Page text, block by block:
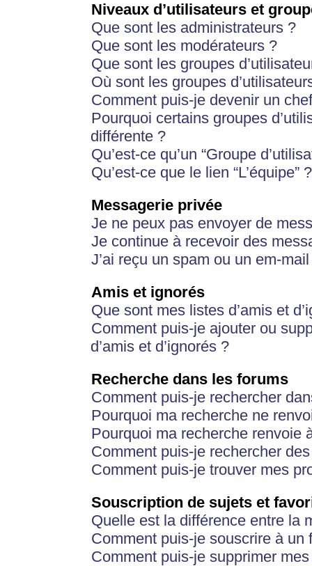
Niveaux d’utilisateurs et
Que sont les administrateurs ?
Que sont les modérateurs ?
Que sont les groupes
Où sont les groupes
Comment puis-je devenir un
Pourquoi certains groupes
différente ?
Qu’est-ce qu’un “Groupe
Qu’est-ce que le lien “L’équipe” ?
Messagerie privée
Je ne peux pas envoyer de
Je continue à recevoir des
J’ai reçu un spam ou un em-
Amis et ignorés
Que sont mes listes d’amis et
Comment puis-je ajouter ou
d’amis et d’ignorés ?
Recherche dans les forums
Comment puis-je rechercher
Pourquoi ma recherche ne
Pourquoi ma recherche renvoie
Comment puis-je rechercher
Comment puis-je trouver mes
Souscription de sujets et
Quelle est la différence entre la
Comment puis-je souscrire à
Comment puis-je supprimer